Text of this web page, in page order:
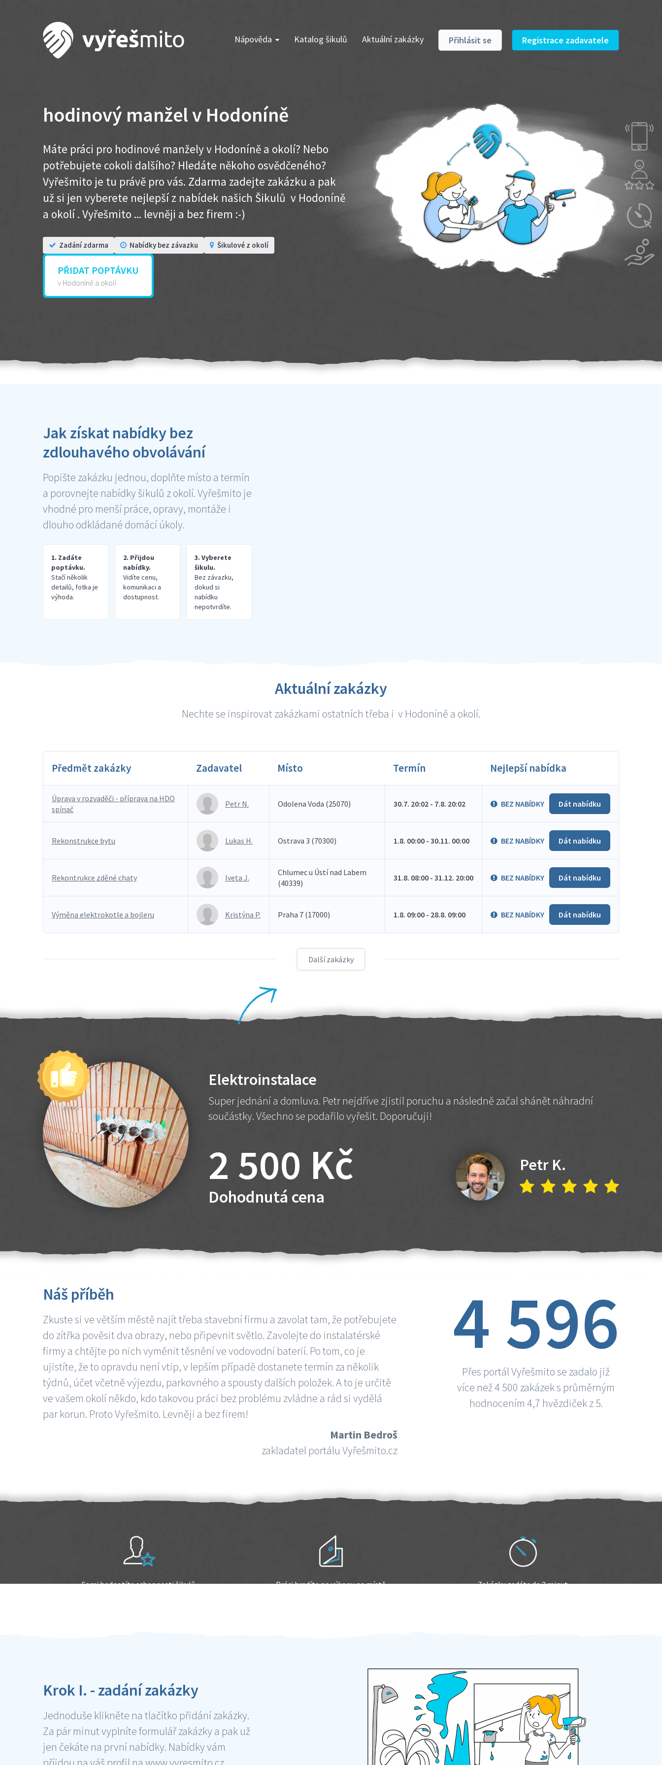
Nápověda Katalog šikulů Aktuální zakázky Přihlásit se Registrace zadavatele
hodinový manžel v Hodoníně
Máte práci pro hodinové manžely v Hodoníně a okolí? Nebo
potřebujete cokoli dalšího? Hledáte někoho osvědčeného?
Vyřešmito je tu právě pro vás. Zdarma zadejte zakázku a pak
už si jen vyberete nejlepší z nabídek našich Šikulů v Hodoníně
a okolí . Vyřešmito ... levněji a bez firem :-)
Zadání zdarma Nabídky bez závazku Šikulové z okolí
PŘIDAT POPTÁVKU
v Hodoníně a okolí
Jak získat nabídky bez
zdlouhavého obvolávání
Popište zakázku jednou, doplňte místo a termín
a porovnejte nabídky šikulů z okolí. Vyřešmito je
vhodné pro menší práce, opravy, montáže i
dlouho odkládané domácí úkoly.
1. Zadáte
poptávku.
Stačí několik
detailů, fotka je
výhoda.
2. Přijdou
nabídky.
Vidíte cenu,
komunikaci a
dostupnost.
3. Vyberete
šikulu.
Bez závazku,
dokud si
nabídku
nepotvrdíte.
Aktuální zakázky
Nechte se inspirovat zakázkami ostatních třeba i v Hodoníně a okolí.
Předmět zakázky Zadavatel Místo Termín Nejlepší nabídka
Úprava v rozvaděči - příprava na HDO
spínač
Petr N. Odolena Voda (25070) 30.7. 20:02 - 7.8. 20:02 BEZ NABÍDKY Dát nabídku
Rekonstrukce bytu Lukas H. Ostrava 3 (70300) 1.8. 00:00 - 30.11. 00:00 BEZ NABÍDKY Dát nabídku
Rekontrukce zděné chaty Iveta J.
Chlumec u Ústí nad Labem
(40339)
31.8. 08:00 - 31.12. 20:00 BEZ NABÍDKY Dát nabídku
Výměna elektrokotle a bojleru Kristýna P. Praha 7 (17000) 1.8. 09:00 - 28.8. 09:00 BEZ NABÍDKY Dát nabídku
Další zakázky
Elektroinstalace
Super jednání a domluva. Petr nejdříve zjistil poruchu a následně začal shánět náhradní
součástky. Všechno se podařilo vyřešit. Doporučuji!
2 500 Kč
Dohodnutá cena
Petr K.
Náš příběh
Zkuste si ve větším městě najít třeba stavební firmu a zavolat tam, že potřebujete
do zítřka pověsit dva obrazy, nebo připevnit světlo. Zavolejte do instalatérské
firmy a chtějte po nich vyměnit těsnění ve vodovodní baterií. Po tom, co je
ujistíte, že to opravdu není vtip, v lepším případě dostanete termín za několik
týdnů, účet včetně výjezdu, parkovného a spousty dalších položek. A to je určitě
ve vašem okolí někdo, kdo takovou práci bez problému zvládne a rád si vydělá
par korun. Proto Vyřešmito. Levněji a bez firem!
Martin Bedroš
zakladatel portálu Vyřešmito.cz
4 596
Přes portál Vyřešmito se zadalo již
více než 4 500 zakázek s průměrným
hodnocením 4,7 hvězdiček z 5.
Sami hodnotíte schopnosti šikulů Práci hradíte po výkonu na místě Zakázku zadáte do 2 minut
Krok I. - zadání zakázky
Jednoduše klikněte na tlačítko přidání zakázky.
Za pár minut vyplníte formulář zakázky a pak už
jen čekáte na první nabídky. Nabídky vám